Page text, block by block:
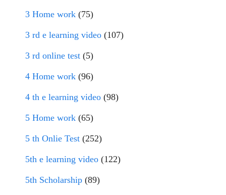
3 Home work (75)
3 rd e learning video (107)
3 rd online test (5)
4 Home work (96)
4 th e learning video (98)
5 Home work (65)
5 th Onlie Test (252)
5th e learning video (122)
5th Scholarship (89)